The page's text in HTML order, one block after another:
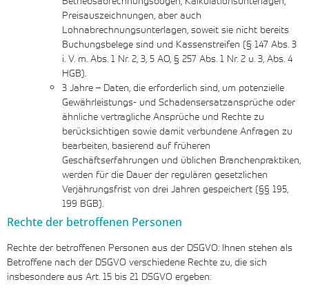
Preisauszeichnungen, aber auch
Lohnabrechnungsunterlagen, soweit sie nicht bereits
Buchungsbelege sind und Kassenstreifen (§ 147 Abs. 3
i. V. m. Abs. 1 Nr. 2, 3, 5 AO, § 257 Abs. 1 Nr. 2 u. 3, Abs. 4
HGB).
3 Jahre – Daten, die erforderlich sind, um potenzielle
Gewährleistungs- und Schadensersatzansprüche oder
ähnliche vertragliche Ansprüche und Rechte zu
berücksichtigen sowie damit verbundene Anfragen zu
bearbeiten, basierend auf früheren
Geschäftserfahrungen und üblichen Branchenpraktiken,
werden für die Dauer der regulären gesetzlichen
Verjährungsfrist von drei Jahren gespeichert (§§ 195,
199 BGB).
Rechte der betroffenen Personen
Rechte der betroffenen Personen aus der DSGVO: Ihnen stehen als
Betroffene nach der DSGVO verschiedene Rechte zu, die sich
insbesondere aus Art. 15 bis 21 DSGVO ergeben: